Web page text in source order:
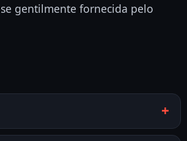
gentilmente fornecida pelo